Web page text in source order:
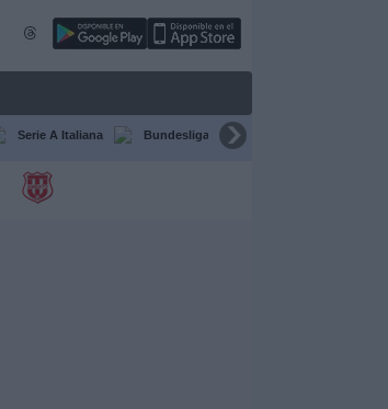
Serie A Italiana Bundesliga